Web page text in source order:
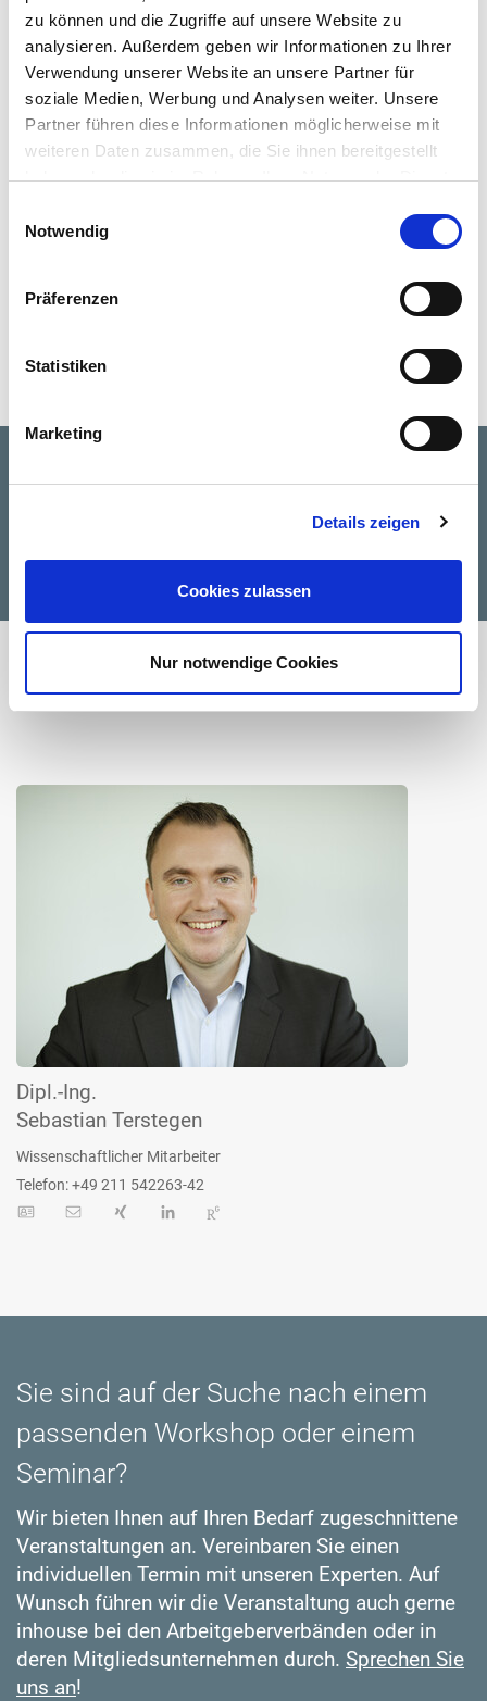
zu können und die Zugriffe auf unsere Website zu
analysieren. Außerdem geben wir Informationen zu Ihrer
Verwendung unserer Website an unsere Partner für
soziale Medien, Werbung und Analysen weiter. Unsere
Partner führen diese Informationen möglicherweise mit
weiteren Daten zusammen, die Sie ihnen bereitgestellt
haben oder die sie im Rahmen Ihrer Nutzung der Dienste
Notwendig
Präferenzen
Statistiken
Marketing
Details zeigen
Cookies zulassen
Nur notwendige Cookies
Personen.
Themenfeld
Künstliche Intelligenz / Lernende Systeme
KI,künstliche Intelligenz,
Maschinelles
Sprechen Sie uns an!
Dipl.-Ing.
Sebastian Terstegen
Wissenschaftlicher Mitarbeiter
Telefon: +49 211 542263-42
Sie sind auf der Suche nach einem
passenden Workshop oder einem
Seminar?
Wir bieten Ihnen auf Ihren Bedarf zugeschnittene
Veranstaltungen an. Vereinbaren Sie einen
individuellen Termin mit unseren Experten. Auf
Wunsch führen wir die Veranstaltung auch gerne
inhouse bei den Arbeitgeberverbänden oder in
deren Mitgliedsunternehmen durch. Sprechen Sie
uns an!